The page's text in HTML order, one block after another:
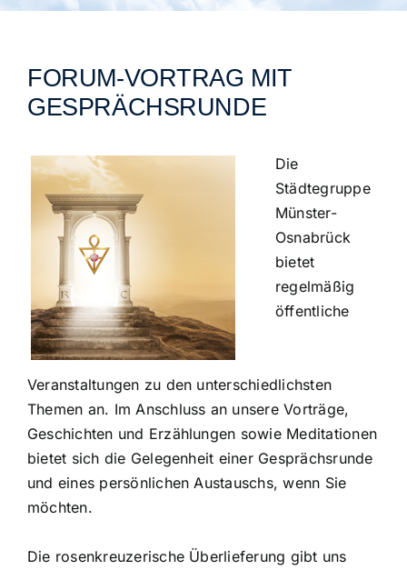
Städtegruppen Schweiz
FORUM-VORTRAG MIT
GESPRÄCHSRUNDE
Die
Städtegruppe
Münster-
Osnabrück
bietet
regelmäßig
öffentliche
Veranstaltungen zu den unterschiedlichsten
Themen an. Im Anschluss an unsere Vorträge,
Geschichten und Erzählungen sowie Meditationen
bietet sich die Gelegenheit einer Gesprächsrunde
und eines persönlichen Austauschs, wenn Sie
möchten.
Die rosenkreuzerische Überlieferung gibt uns